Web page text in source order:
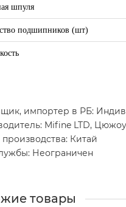
шпуля
подшипников (шт)
импортер в РБ:
Mifine LTD,
Китай
Неограничен
товары